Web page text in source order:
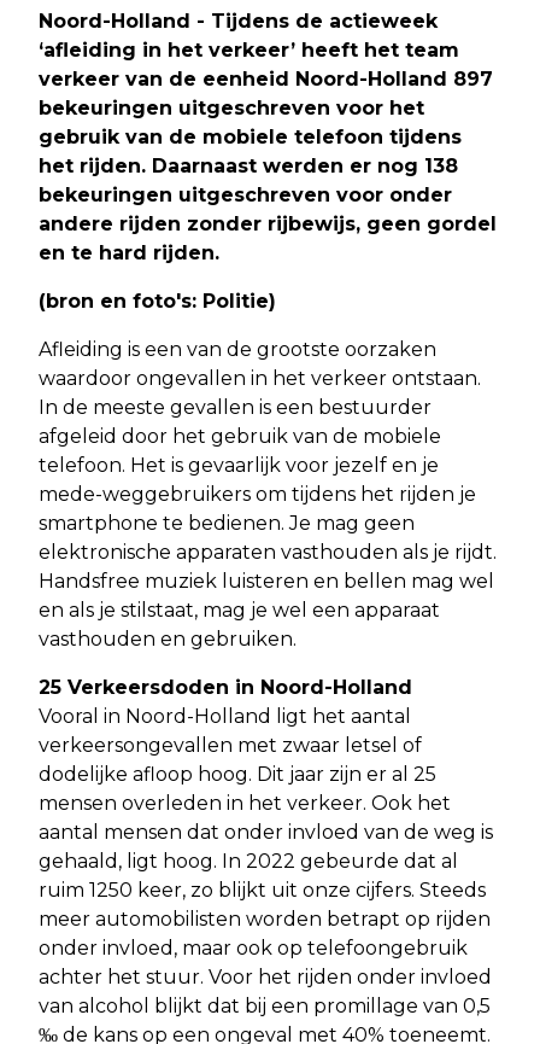
Noord-Holland - Tijdens de actieweek
‘afleiding in het verkeer’ heeft het team
verkeer van de eenheid Noord-Holland 897
bekeuringen uitgeschreven voor het
gebruik van de mobiele telefoon tijdens
het rijden. Daarnaast werden er nog 138
bekeuringen uitgeschreven voor onder
andere rijden zonder rijbewijs, geen gordel
en te hard rijden.
(bron en foto's: Politie)
Afleiding is een van de grootste oorzaken
waardoor ongevallen in het verkeer ontstaan.
In de meeste gevallen is een bestuurder
afgeleid door het gebruik van de mobiele
telefoon. Het is gevaarlijk voor jezelf en je
mede-weggebruikers om tijdens het rijden je
smartphone te bedienen. Je mag geen
elektronische apparaten vasthouden als je rijdt.
Handsfree muziek luisteren en bellen mag wel
en als je stilstaat, mag je wel een apparaat
vasthouden en gebruiken.
25 Verkeersdoden in Noord-Holland
Vooral in Noord-Holland ligt het aantal
verkeersongevallen met zwaar letsel of
dodelijke afloop hoog. Dit jaar zijn er al 25
mensen overleden in het verkeer. Ook het
aantal mensen dat onder invloed van de weg is
gehaald, ligt hoog. In 2022 gebeurde dat al
ruim 1250 keer, zo blijkt uit onze cijfers. Steeds
meer automobilisten worden betrapt op rijden
onder invloed, maar ook op telefoongebruik
achter het stuur. Voor het rijden onder invloed
van alcohol blijkt dat bij een promillage van 0,5
‰ de kans op een ongeval met 40% toeneemt.